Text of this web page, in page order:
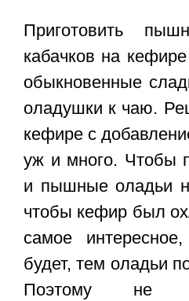
Приготовить
кабачков на кефире
обыкновенные
оладушки к чаю.
кефире с
уж и много. Чтобы
и пышные оладьи
чтобы кефир был
самое
будет, тем оладьи
Поэтому не